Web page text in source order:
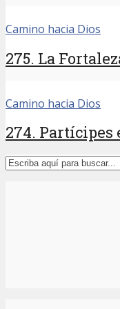
Camino hacia Dios
275. La
Camino hacia Dios
274. Partícipes